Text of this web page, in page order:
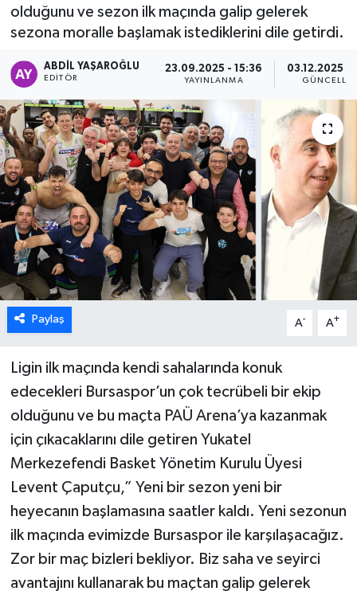
olduğunu ve sezon ilk maçında galip gelerek
sezona moralle başlamak istediklerini dile getirdi.
ABDIL YAŞAROĞLU
EDITÖR
23.09.2025 - 15:36
YAYINLANMA
03.12.2025 -
Paylaş A- A+
Ligin ilk maçında kendi sahalarında konuk
edecekleri Bursaspor’un çok tecrübeli bir ekip
olduğunu ve bu maçta PAÜ Arena’ya kazanmak
için çıkacaklarını dile getiren Yukatel
Merkezefendi Basket Yönetim Kurulu Üyesi
Levent Çaputçu,” Yeni bir sezon yeni bir
heyecanın başlamasına saatler kaldı. Yeni sezonun
ilk maçında evimizde Bursaspor ile karşılaşacağız.
Zor bir maç bizleri bekliyor. Biz saha ve seyirci
avantajını kullanarak bu maçtan galip gelerek
MAGAZİN
ÖZEL HABER
DTO
RESMİ REKLAM